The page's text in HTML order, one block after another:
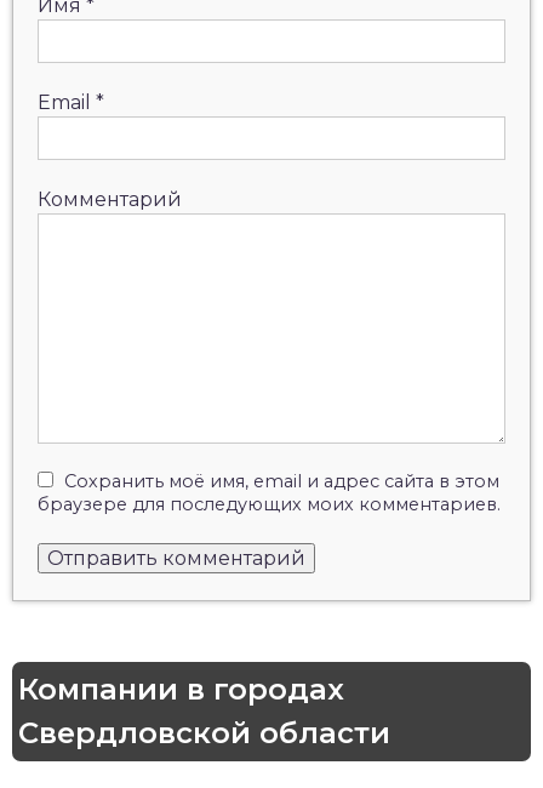
Имя *
Email *
Комментарий
Сохранить моё имя, email и адрес сайта в этом
браузере для последующих моих комментариев.
Компании в городах
Свердловской области